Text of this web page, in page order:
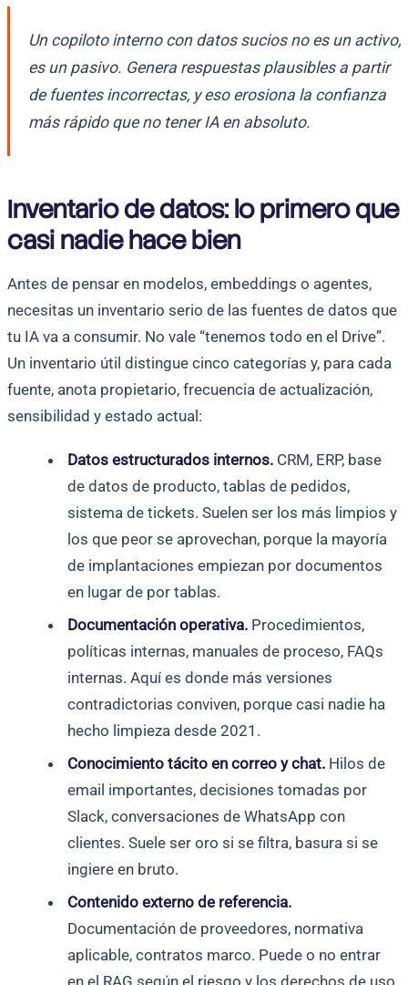
Un copiloto interno con datos sucios no es un activo,
es un pasivo. Genera respuestas plausibles a partir
de fuentes incorrectas, y eso erosiona la confianza
más rápido que no tener IA en absoluto.
Inventario de datos: lo primero que
casi nadie hace bien
Antes de pensar en modelos, embeddings o agentes,
necesitas un inventario serio de las fuentes de datos que
tu IA va a consumir. No vale “tenemos todo en el Drive”.
Un inventario útil distingue cinco categorías y, para cada
fuente, anota propietario, frecuencia de actualización,
sensibilidad y estado actual:
Datos estructurados internos. CRM, ERP, base
de datos de producto, tablas de pedidos,
sistema de tickets. Suelen ser los más limpios y
los que peor se aprovechan, porque la mayoría
de implantaciones empiezan por documentos
en lugar de por tablas.
Documentación operativa. Procedimientos,
políticas internas, manuales de proceso, FAQs
internas. Aquí es donde más versiones
contradictorias conviven, porque casi nadie ha
hecho limpieza desde 2021.
Conocimiento tácito en correo y chat. Hilos de
email importantes, decisiones tomadas por
Slack, conversaciones de WhatsApp con
clientes. Suele ser oro si se filtra, basura si se
ingiere en bruto.
Contenido externo de referencia.
Documentación de proveedores, normativa
aplicable, contratos marco. Puede o no entrar